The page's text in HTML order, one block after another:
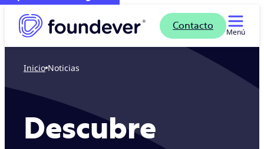
Contacto
Menú
Inicio Noticias
Descubre